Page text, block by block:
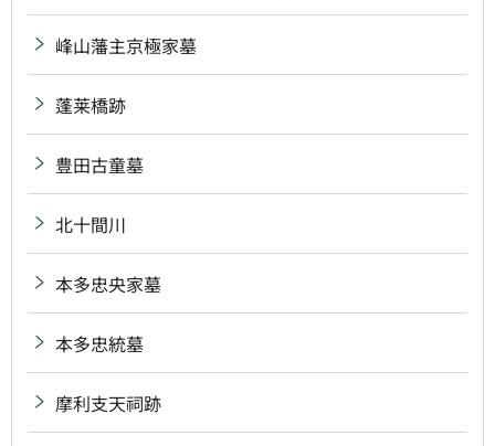
峰山藩主京極家墓
蓬莱橋跡
豊田古童墓
北十間川
本多忠央家墓
本多忠統墓
摩利支天祠跡